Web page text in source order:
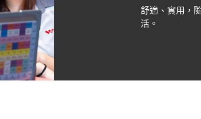
舒適、實用，
活。